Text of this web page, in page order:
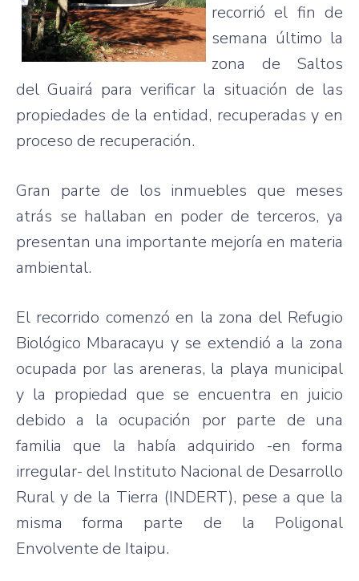
recorrió el fin de
semana último la
zona de Saltos
del Guairá para verificarla situación de las
propiedades de la entidad, recuperadas y en
proceso de recuperación.
Gran parte de los inmuebles que meses
atrás se hallaban en poder de terceros,ya
presentan una importante mejoría en materia
ambiental.
El recorrido comenzó en la zona del Refugio
Biológico Mbaracayu y se extendió a la zona
ocupada por las areneras, la playa municipal
y la propiedad que seencuentra en juicio
debido a laocupación por parte de una
familia
que la había adquirido -en forma
irregular- del Instituto Nacionalde Desarrollo
Rural y de la Tierra (INDERT), pese a que la
misma forma parte de la Poligonal
Envolvente de Itaipu.